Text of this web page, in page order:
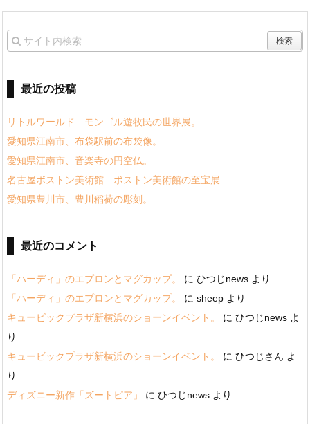
最近の投稿
リトルワールド モンゴル遊牧民の世界展。
愛知県江南市、布袋駅前の布袋像。
愛知県江南市、音楽寺の円空仏。
名古屋ボストン美術館 ボストン美術館の至宝展
愛知県豊川市、豊川稲荷の彫刻。
最近のコメント
「ハーディ」のエプロンとマグカップ。 に ひつじnews より
「ハーディ」のエプロンとマグカップ。
に sheep より
キュービックプラザ新横浜のショーンイベント。
に ひつじnews よ
り
キュービックプラザ新横浜のショーンイベント。
に ひつじさん よ
り
ディズニー新作「ズートピア」
に ひつじnews より